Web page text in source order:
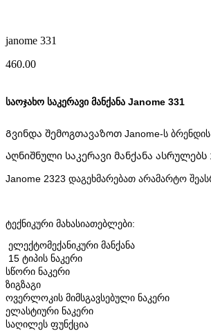
janome 331
460.00
საოჯახო საკერავი მანქანა Janome 331
Გვინდა შემოგთავაზოთ Janome-ს ბრენდის
Აღნიშნული საკერავი მანქანა
Janome 2323 დაგეხმარებათ არამარტო
ტექნიკური მახასიათებლები:
ელექტომექანიკური მანქანა
15 ტიპის ნაკერი
სწორი ნაკერი
ზიგზაგი
ოვერლოკის მიმსგავსებული ნაკერი
ელასტიური ნაკერი
საღილეს ფუნქცია